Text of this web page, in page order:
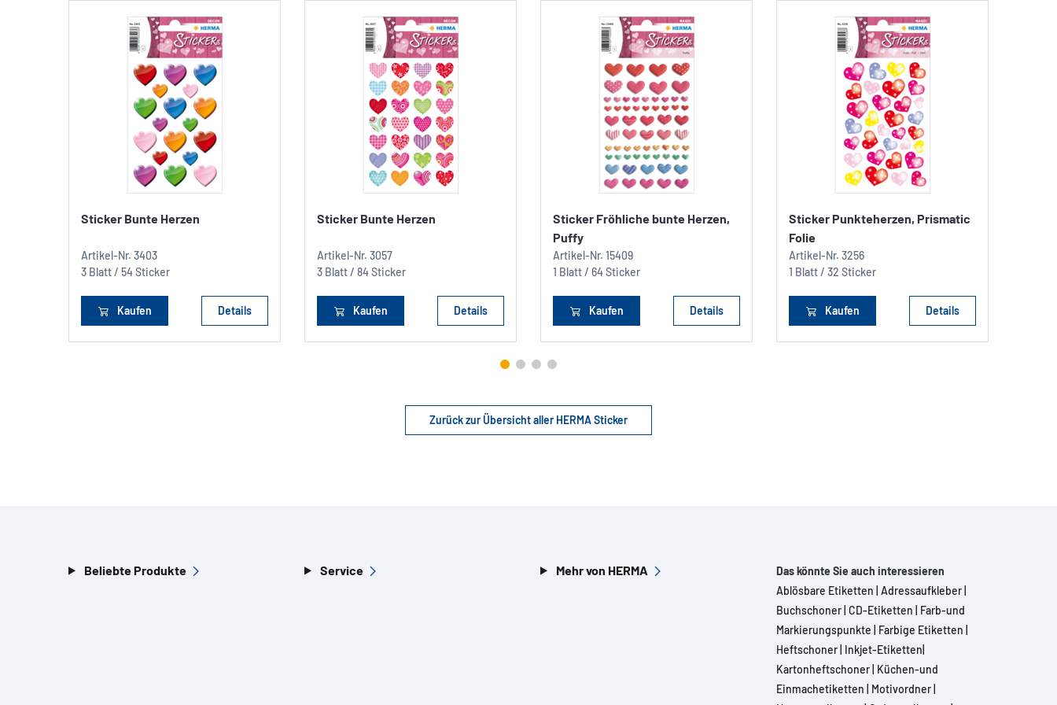
Sticker Bunte Herzen
Artikel-Nr. 3403
3 Blatt / 54 Sticker
Kaufen Details
Sticker Bunte Herzen
Artikel-Nr. 3057
3 Blatt / 84 Sticker
Kaufen Details
Sticker Fröhliche bunte Herzen,
Puffy
Artikel-Nr. 15409
1 Blatt / 64 Sticker
Kaufen Details
Sticker Punkteherzen, Prismatic
Folie
Artikel-Nr. 3256
1 Blatt / 32 Sticker
Kaufen Details
Zurück zur Übersicht aller HERMA Sticker
Beliebte Produkte Service Mehr von HERMA
Das könnte Sie auch interessieren
Ablösbare Etiketten Adressaufkleber
Buchschoner CD-Etiketten
Farb-und
Markierungspunkte
Farbige Etiketten
Heftschoner Inkjet-Etiketten
Kartonheftschoner Küchen-und
Einmachetiketten
Motivordner